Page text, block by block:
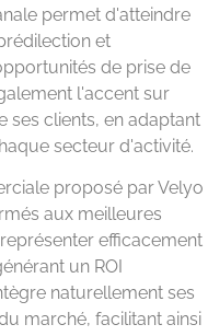
permet d'atteindre
et
de prise de
l'accent sur
ses clients, en adaptant
secteur d'activité.
proposé par Velyo
aux meilleures
efficacement
un ROI
naturellement ses
marché, facilitant ainsi